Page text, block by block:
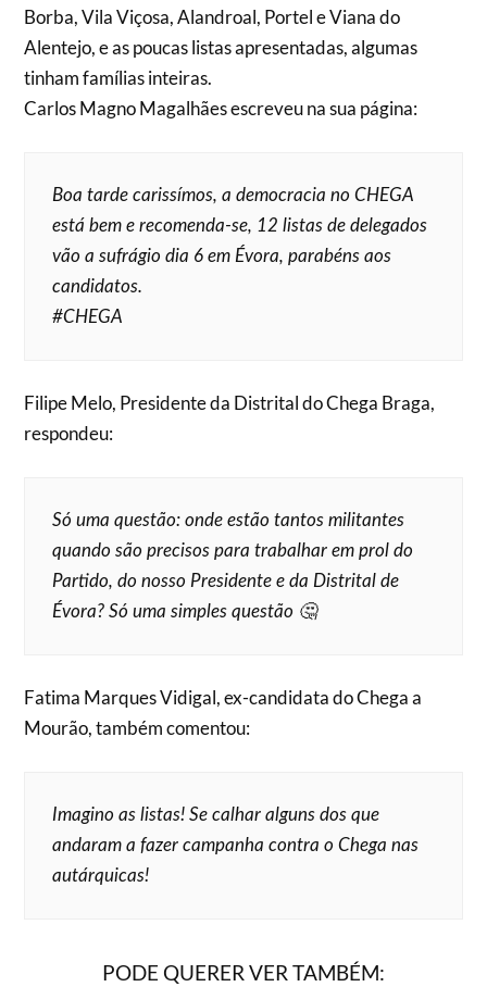
Borba, Vila Viçosa, Alandroal, Portel e Viana do
Alentejo, e as poucas listas apresentadas, algumas
tinham famílias inteiras.
Carlos Magno Magalhães escreveu na sua página:
Boa tarde carissímos, a democracia no CHEGA
está bem e recomenda-se, 12 listas de delegados
vão a sufrágio dia 6 em Évora, parabéns aos
candidatos.
#CHEGA
Filipe Melo, Presidente da Distrital do Chega Braga,
respondeu:
Só uma questão: onde estão tantos militantes
quando são precisos para trabalhar em prol do
Partido, do nosso Presidente e da Distrital de
Évora? Só uma simples questão 🤔
Fatima Marques Vidigal, ex-candidata do Chega a
Mourão, também comentou:
Imagino as listas! Se calhar alguns dos que
andaram a fazer campanha contra o Chega nas
autárquicas!
PODE QUERER VER TAMBÉM: